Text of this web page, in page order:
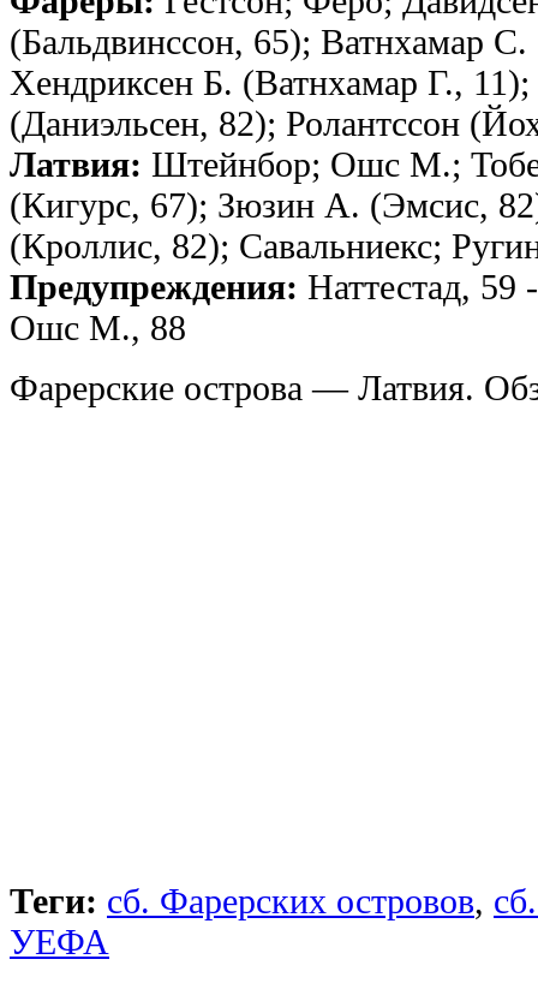
(Бальдвинссон, 65); Ватнхамар
Хендриксен Б. (Ватнхамар Г.,
(Даниэльсен, 82); Ролантссон
Латвия: Штейнбор; Ошс М.;
(Кигурс, 67); Зюзин А. (Эмсис,
(Кроллис, 82); Савальниекс;
Предупреждения: Наттестад, 59
Ошс М., 88
Фарерские острова — Латвия.
Теги: сб. Фарерских островов,
УЕФА